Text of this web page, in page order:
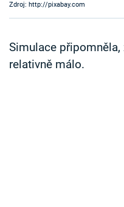
Sledujte nás
Zdroj: http://pixabay.com
Simulace
relativně málo.